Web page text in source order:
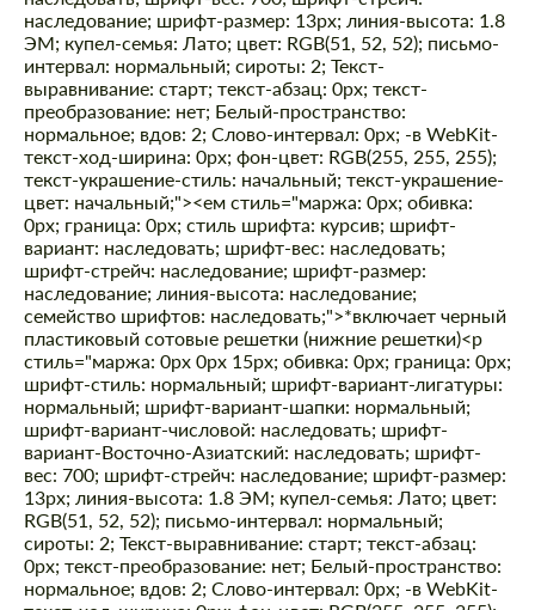
наследование; шрифт-размер: 13px; линия-высота: 1.8
ЭМ; купел-семья: Лато; цвет: RGB(51, 52, 52); письмо-
интервал: нормальный; сироты: 2; Текст-
выравнивание: старт; текст-абзац: 0px; текст-
преобразование: нет; Белый-пространство:
нормальное; вдов: 2; Слово-интервал: 0px; -в WebKit-
текст-ход-ширина: 0px; фон-цвет: RGB(255, 255, 255);
текст-украшение-стиль: начальный; текст-украшение-
цвет: начальный;"><ем стиль="маржа: 0px; обивка:
0px; граница: 0px; стиль шрифта: курсив; шрифт-
вариант: наследовать; шрифт-вес: наследовать;
шрифт-стрейч: наследование; шрифт-размер:
наследование; линия-высота: наследование;
семейство шрифтов: наследовать;">*включает черный
пластиковый сотовые решетки (нижние решетки)<р
стиль="маржа: 0px 0px 15px; обивка: 0px; граница: 0px;
шрифт-стиль: нормальный; шрифт-вариант-лигатуры:
нормальный; шрифт-вариант-шапки: нормальный;
шрифт-вариант-числовой: наследовать; шрифт-
вариант-Восточно-Азиатский: наследовать; шрифт-
вес: 700; шрифт-стрейч: наследование; шрифт-размер:
13px; линия-высота: 1.8 ЭМ; купел-семья: Лато; цвет:
RGB(51, 52, 52); письмо-интервал: нормальный;
сироты: 2; Текст-выравнивание: старт; текст-абзац:
0px; текст-преобразование: нет; Белый-пространство:
нормальное; вдов: 2; Слово-интервал: 0px; -в WebKit-